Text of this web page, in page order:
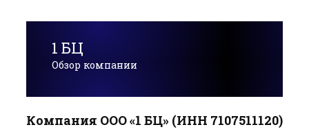
1 БЦ
Обзор компании
Компания ООО «1 БЦ» (ИНН 7107511120)